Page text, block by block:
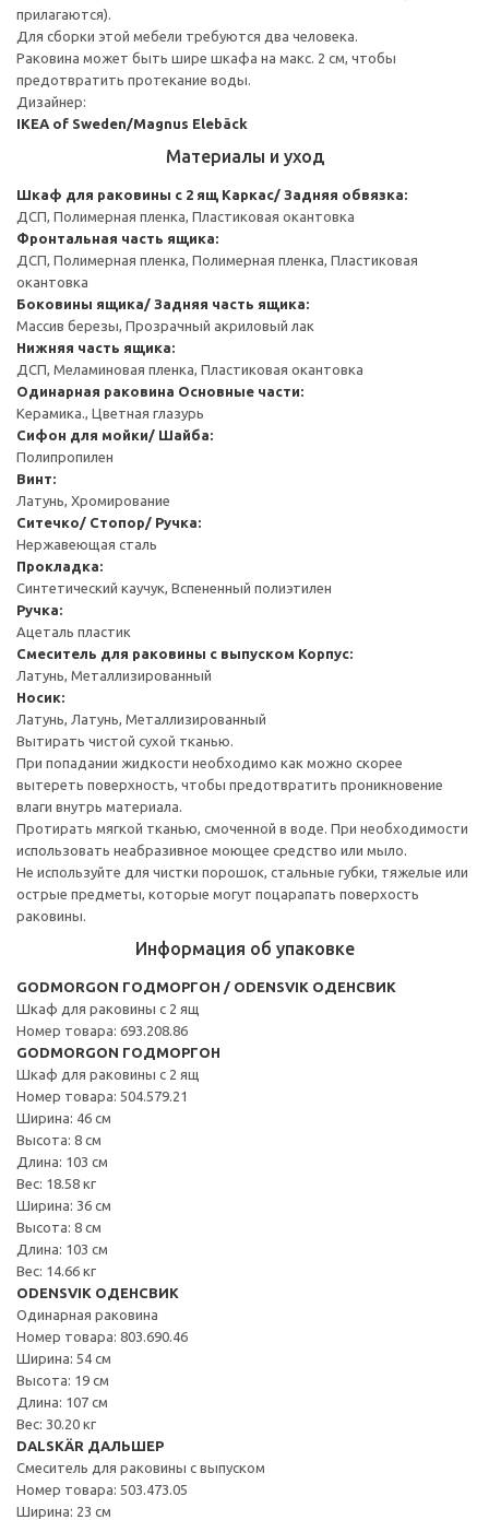
прилагаются).
Для сборки этой мебели требуются два человека.
Раковина может быть шире шкафа на макс. 2 см, чтобы
предотвратить протекание воды.
Дизайнер:
IKEA of Sweden/Magnus Elebäck
Материалы и уход
Шкаф для раковины с 2 ящ Каркас/ Задняя обвязка:
ДСП, Полимерная пленка, Пластиковая окантовка
Фронтальная часть ящика:
ДСП, Полимерная пленка, Полимерная пленка, Пластиковая
окантовка
Боковины ящика/ Задняя часть ящика:
Массив березы, Прозрачный акриловый лак
Нижняя часть ящика:
ДСП, Меламиновая пленка, Пластиковая окантовка
Одинарная раковина Основные части:
Керамика., Цветная глазурь
Cифон для мойки/ Шайба:
Полипропилен
Винт:
Латунь, Хромирование
Ситечко/ Стопор/ Ручка:
Нержавеющая сталь
Прокладка:
Синтетический каучук, Вспененный полиэтилен
Ручка:
Ацеталь пластик
Смеситель для раковины с выпуском Корпус:
Латунь, Металлизированный
Носик:
Латунь, Латунь, Металлизированный
Вытирать чистой сухой тканью.
При попадании жидкости необходимо как можно скорее
вытереть поверхность, чтобы предотвратить проникновение
влаги внутрь материала.
Протирать мягкой тканью, смоченной в воде. При необходимости
использовать неабразивное моющее средство или мыло.
Не используйте для чистки порошок, стальные губки, тяжелые или
острые предметы, которые могут поцарапать поверхость
раковины.
Информация об упаковке
GODMORGON ГОДМОРГОН / ODENSVIK ОДЕНСВИК
Шкаф для раковины с 2 ящ
Номер товара: 693.208.86
GODMORGON ГОДМОРГОН
Шкаф для раковины с 2 ящ
Номер товара: 504.579.21
Ширина: 46 см
Высота: 8 см
Длина: 103 см
Вес: 18.58 кг
Ширина: 36 см
Высота: 8 см
Длина: 103 см
Вес: 14.66 кг
ODENSVIK ОДЕНСВИК
Одинарная раковина
Номер товара: 803.690.46
Ширина: 54 см
Высота: 19 см
Длина: 107 см
Вес: 30.20 кг
DALSKÄR ДАЛЬШЕР
Смеситель для раковины с выпуском
Номер товара: 503.473.05
Ширина: 23 см